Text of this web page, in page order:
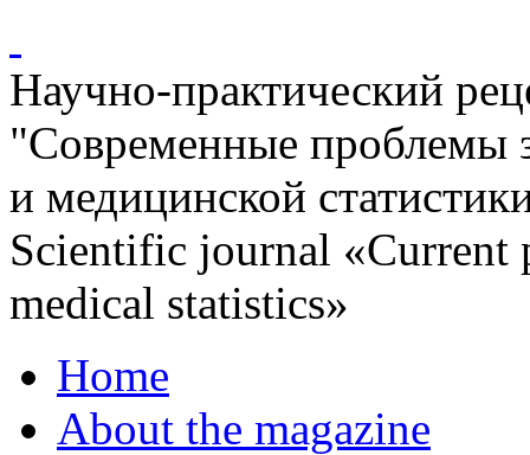
Научно-практический
"Современные проблемы
и медицинской
Scientific journal «Current
medical statistics»
Home
About the magazine